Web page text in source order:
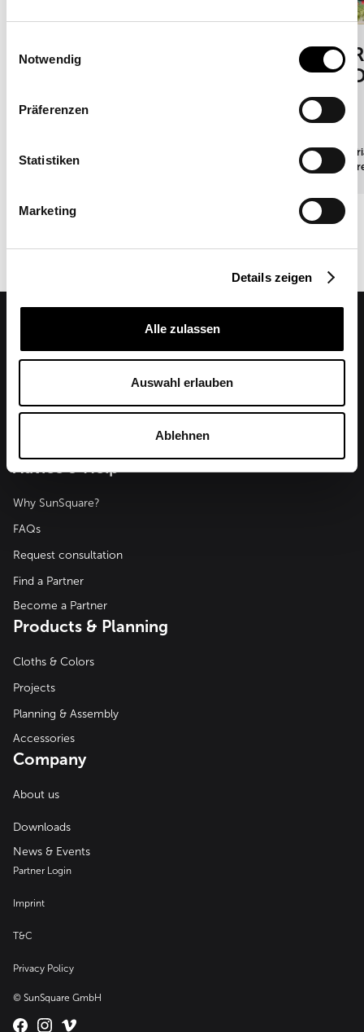
Notwendig
Präferenzen
Statistiken
Marketing
Details zeigen
Alle zulassen
Auswahl erlauben
Ablehnen
City meets shadow — Rhein-
floor mounting
SunSquare Shading Solutions GmbH
Maderspergerstraße 12
Advice & Help
Why SunSquare?
FAQs
Request consultation
Find a Partner
Become a Partner
Products & Planning
Cloths & Colors
Projects
Planning & Assembly
Accessories
Company
About us
Downloads
News & Events
Partner Login
Imprint
T&C
Privacy Policy
© SunSquare GmbH